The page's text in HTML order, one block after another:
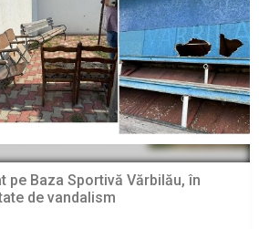
pe Baza Sportivă Vărbilău, în
de vandalism